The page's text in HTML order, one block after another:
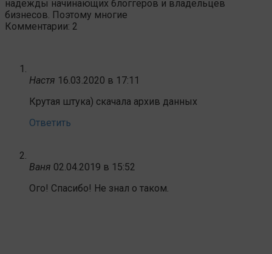
надежды начинающих блоггеров и владельцев
бизнесов. Поэтому многие
Комментарии: 2
Настя 16.03.2020 в 17:11
Крутая штука) скачала архив данных
Ответить
Ваня 02.04.2019 в 15:52
Ого! Спасибо! Не знал о таком.